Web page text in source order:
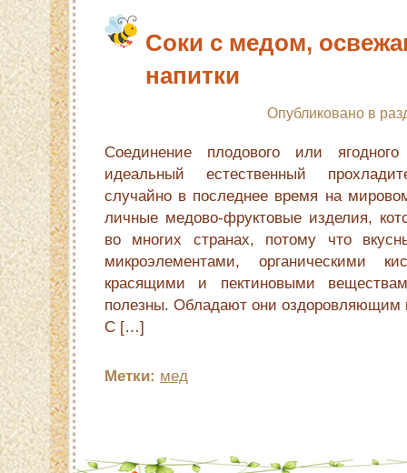
Соки с медом,
напитки
Опубликовано в
Соединение плодового или
идеальный естественный
случайно в последнее время на
личные медово-фруктовые изделия,
во многих странах, потому что
микроэлементами, органическими
красящими и пектиновыми
полезны. Обладают они оздоровляющим
С […]
Метки: мед